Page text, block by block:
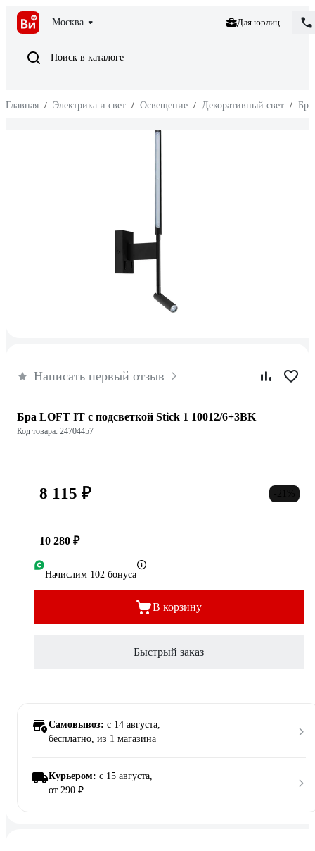
Москва Для юрлиц
Поиск в каталоге
Главная / Электрика и свет / Освещение / Декоративный свет / Бра
Написать первый отзыв
Бра LOFT IT с подсветкой Stick 1 10012/6+3BK
Код товара: 24704457
8 115 ₽
10 280 ₽
Начислим 102 бонуса
В корзину
Быстрый заказ
Самовывоз: c 14 августа,
бесплатно, из 1 магазина
Курьером: c 15 августа,
от 290 ₽